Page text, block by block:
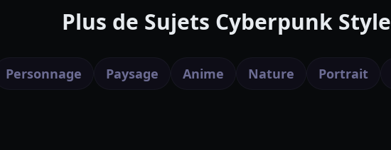
Plus de Sujets Cyberpunk Style
Personnage Paysage Anime Nature Portrait